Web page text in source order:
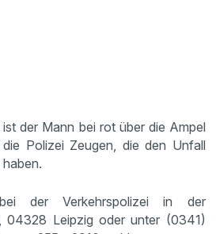
der Mann bei rot über die Ampel
Polizei Zeugen, die den Unfall
der Verkehrspolizei in der
04328 Leipzig oder unter (0341)